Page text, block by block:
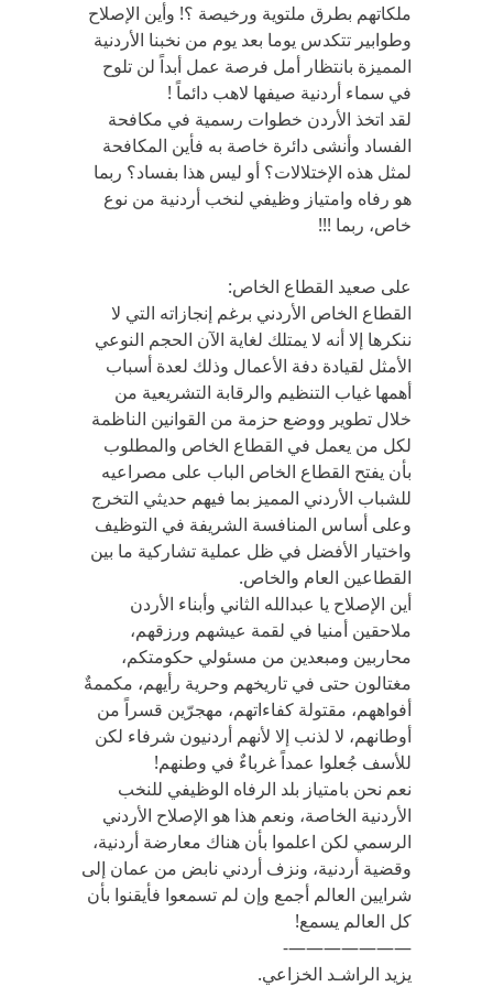
ملكاتهم بطرق ملتوية ورخيصة ؟! وأين الإصلاح
وطوابير تتكدس يوما بعد يوم من نخبنا الأردنية
المميزة بانتظار أمل فرصة عمل أبداً لن تلوح
في سماء أردنية صيفها لاهب دائماً !
لقد اتخذ الأردن خطوات رسمية في مكافحة
الفساد وأنشى دائرة خاصة به فأين المكافحة
لمثل هذه الإختلالات؟ أو ليس هذا بفساد؟ ربما
هو رفاه وامتياز وظيفي لنخب أردنية من نوع
خاص، ربما !!!
على صعيد القطاع الخاص:
القطاع الخاص الأردني برغم إنجازاته التي لا
ننكرها إلا أنه لا يمتلك لغاية الآن الحجم النوعي
الأمثل لقيادة دفة الأعمال وذلك لعدة أسباب
أهمها غياب التنظيم والرقابة التشريعية من
خلال تطوير ووضع حزمة من القوانين الناظمة
لكل من يعمل في القطاع الخاص والمطلوب
بأن يفتح القطاع الخاص الباب على مصراعيه
للشباب الأردني المميز بما فيهم حديثي التخرج
وعلى أساس المنافسة الشريفة في التوظيف
واختيار الأفضل في ظل عملية تشاركية ما بين
القطاعين العام والخاص.
أين الإصلاح يا عبدالله الثاني وأبناء الأردن
ملاحقين أمنيا في لقمة عيشهم ورزقهم،
محاربين ومبعدين من مسئولي حكومتكم،
مغتالون حتى في تاريخهم وحرية رأيهم، مكممةٌ
أفواههم، مقتولة كفاءاتهم، مهجرّين قسراً من
أوطانهم، لا لذنب إلا لأنهم أردنيون شرفاء لكن
للأسف جُعلوا عمداً غرباءٌ في وطنهم!
نعم نحن بامتياز بلد الرفاه الوظيفي للنخب
الأردنية الخاصة، ونعم هذا هو الإصلاح الأردني
الرسمي لكن اعلموا بأن هناك معارضة أردنية،
وقضية أردنية، ونزف أردني نابض من عمان إلى
شرايين العالم أجمع وإن لم تسمعوا فأيقنوا بأن
كل العالم يسمع!
———————-
يزيد الراشـد الخزاعي.